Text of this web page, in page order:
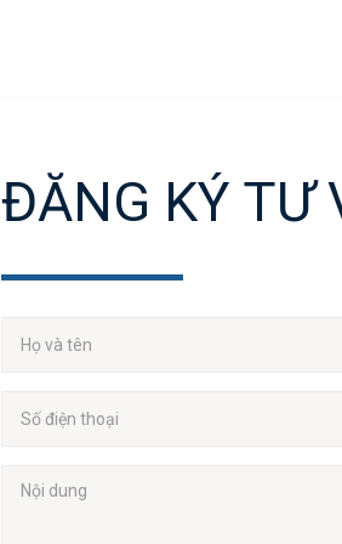
ĐĂNG KÝ TƯ